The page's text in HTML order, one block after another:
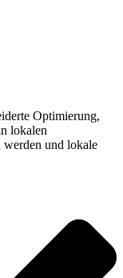
Optimierung,
lokalen
werden und lokale